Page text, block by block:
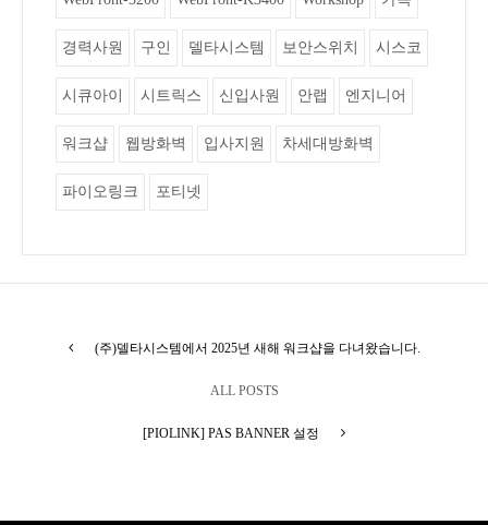
경력사원 구인 델타시스템 보안스위치 시스코
시큐아이 시트릭스 신입사원 안랩 엔지니어
워크샵 웹방화벽 입사지원 차세대방화벽
파이오링크 포티넷
(주)델타시스템에서 2025년 새해 워크샵을 다녀왔습니다.
ALL POSTS
[PIOLINK] PAS BANNER 설정